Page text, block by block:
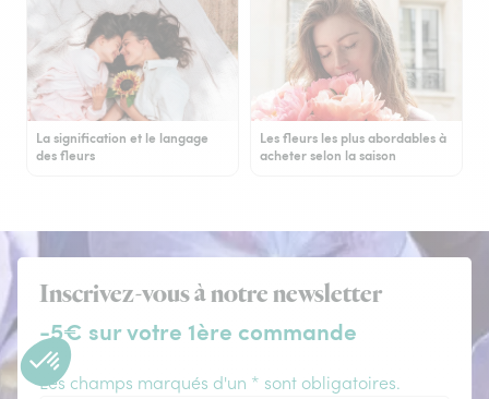
La signification et le langage
des fleurs
Les fleurs les plus abordables à
acheter selon la saison
Inscrivez-vous à notre newsletter
-5€ sur votre 1ère commande
Les champs marqués d'un * sont obligatoires.